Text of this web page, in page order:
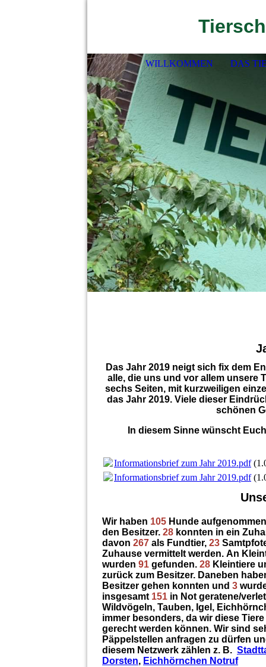
WILLKOMMEN DAS
Das Jahr 2019 neigt sich fix dem
alle, die uns und vor allem unsere
sechs Seiten, mit kurzweiligen
das Jahr 2019. Viele dieser
schönen
In diesem Sinne wünscht
Informationsbrief zum Jahr 2019.pdf
Informationsbrief zum Jahr 2019.pdf
Wir haben 105 Hunde
den Besitzer. 28 konnten in ein
davon 267 als Fundtier, 23
Zuhause vermittelt werden. An
wurden 91 gefunden. 28 Kleintiere
zurück zum Besitzer. Daneben
Besitzer gehen konnten und 3
insgesamt 151 in Not geratene/
Wildvögeln, Tauben, Igel,
immer besonders, da wir diese
gerecht werden können. Wir sind
Päppelstellen anfragen zu dürfen
diesem Netzwerk zählen z. B.
Dorsten, Eichhörnchen Notruf